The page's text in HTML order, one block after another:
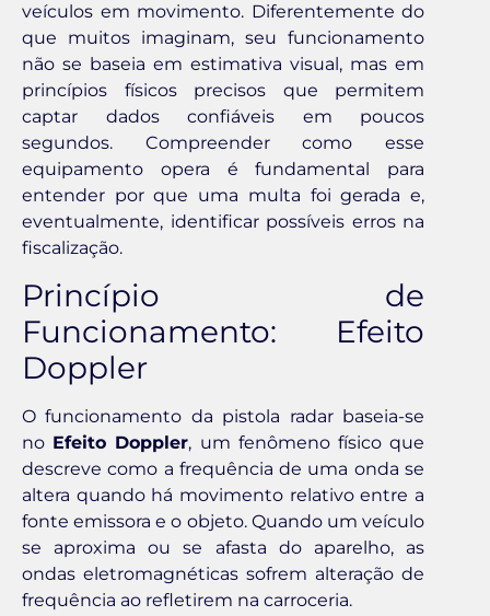
veículos em movimento. Diferentemente do
que muitos imaginam, seu funcionamento
não se baseia em estimativa visual, mas em
princípios físicos precisos que permitem
captar dados confiáveis em poucos
segundos. Compreender como esse
equipamento opera é fundamental para
entender por que uma multa foi gerada e,
eventualmente, identificar possíveis erros na
fiscalização.
Princípio de
Funcionamento: Efeito
Doppler
O funcionamento da pistola radar baseia-se
no Efeito Doppler, um fenômeno físico que
descreve como a frequência de uma onda se
altera quando há movimento relativo entre a
fonte emissora e o objeto. Quando um veículo
se aproxima ou se afasta do aparelho, as
ondas eletromagnéticas sofrem alteração de
frequência ao refletirem na carroceria.